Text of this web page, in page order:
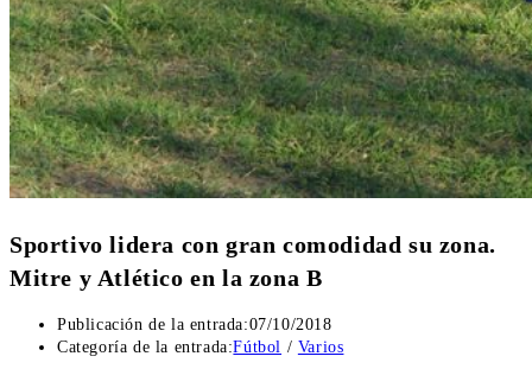
Sportivo lidera con gran comodidad su zona.
Mitre y Atlético en la zona B
Publicación de la entrada:07/10/2018
Categoría de la entrada:Fútbol / Varios